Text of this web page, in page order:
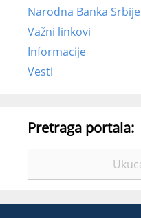
Narodna Banka Srbije
Važni linkovi
Informacije
Vesti
Pretraga portala: